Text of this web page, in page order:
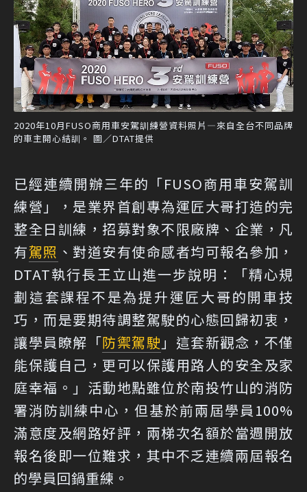
2020年10月FUSO商用車安駕訓練營資料照片—來自全台不同品牌
的車主開心結訓。 圖／DTAT提供
已經連續開辦三年的「FUSO商用車安駕訓
練營」，是業界首創專為運匠大哥打造的完
整全日訓練，招募對象不限廠牌、企業，凡
有駕照 、對道安有使命感者均可報名參加，
DTAT執行長王立山進一步說明：「精心規
劃這套課程不是為提升運匠大哥的開車技
巧，而是要期待調整駕駛的心態回歸初衷，
讓學員瞭解「防禦駕駛 」這套新觀念，不僅
能保護自己，更可以保護用路人的安全及家
庭幸福。」活動地點雖位於南投竹山的消防
署消防訓練中心，但基於前兩屆學員100%
滿意度及網路好評，兩梯次名額於當週開放
報名後即一位難求，其中不乏連續兩屆報名
的學員回鍋重練。